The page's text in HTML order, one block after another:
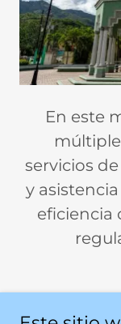
En este
servicios
y
eficiencia